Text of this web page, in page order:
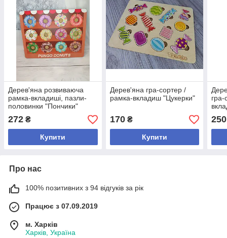
Дерев'яна розвиваюча
рамка-вкладиші, пазли-
половинки "Пончики"
272 ₴
Купити
Дерев'яна гра-сортер /
рамка-вкладиш "Цукерки"
170₴
Купити
250
Про нас
100% позитивних з 94 відгуків за рік
Працює з 07.09.2019
м. Харків
Харків, Україна